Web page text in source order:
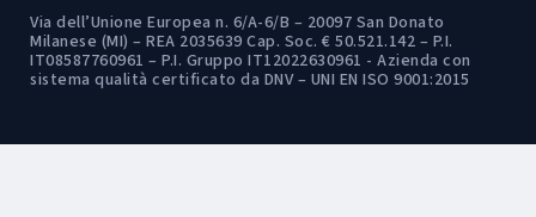
Via dell’Unione Europea n. 6/A-6/B – 20097 San Donato
Milanese (MI) – REA 2035639 Cap. Soc. € 50.521.142 – P.I.
IT08587760961 – P.I. Gruppo IT12022630961 - Azienda con
sistema qualità certificato da DNV – UNI EN ISO 9001:2015